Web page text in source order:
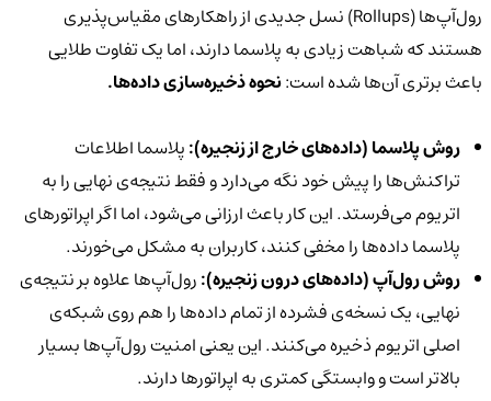
رول‌آپ‌ها (Rollups) نسل جدیدی از راهکارهای مقیاس‌پذیری
هستند که شباهت زیادی به پلاسما دارند، اما یک تفاوت طلایی
باعث برتری آن‌ها شده است:نحوه ذخیره‌سازی داده‌ها.
روش پلاسما (داده‌های خارج از زنجیره):پلاسما اطلاعات
تراکنش‌ها را پیش خود نگه می‌دارد و فقط نتیجه‌ی نهایی را به
اتریوم می‌فرستد. این کار باعث ارزانی می‌شود، اما اگر اپراتورهای
پلاسما داده‌ها را مخفی کنند، کاربران به مشکل می‌خورند.
روش رول‌آپ (داده‌های درون زنجیره):رول‌آپ‌ها علاوه بر نتیجه‌ی
نهایی، یک نسخه‌ی فشرده از تمام داده‌ها را هم روی شبکه‌ی
اصلی اتریوم ذخیره می‌کنند. این یعنی امنیت رول‌آپ‌ها بسیار
بالاتر است و وابستگی کمتری به اپراتورها دارند.